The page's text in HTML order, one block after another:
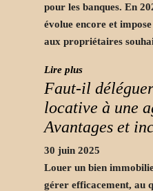
pour les banques. En
évolue encore et
aux propriétaires
Lire plus
Faut-il
locative à une
Avantages et
30 juin 2025
Louer un bien
gérer efficacement, au